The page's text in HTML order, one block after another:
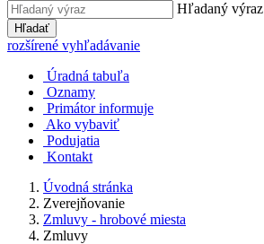
Hľadaný výraz
Hľadať
rozšírené vyhľadávanie
Úradná tabuľa
Oznamy
Primátor informuje
Ako vybaviť
Podujatia
Kontakt
Úvodná stránka
Zverejňovanie
Zmluvy - hrobové miesta
Zmluvy